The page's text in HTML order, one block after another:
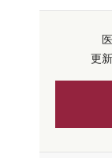
更